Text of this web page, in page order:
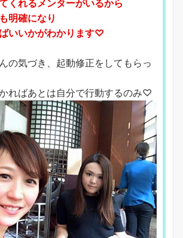
くれるメンターがいるから
明確になり
いいかがわかります♡
の気づき、起動修正をしてもらっ
ればあとは自分で行動するのみ♡